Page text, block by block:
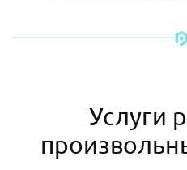
Услуги